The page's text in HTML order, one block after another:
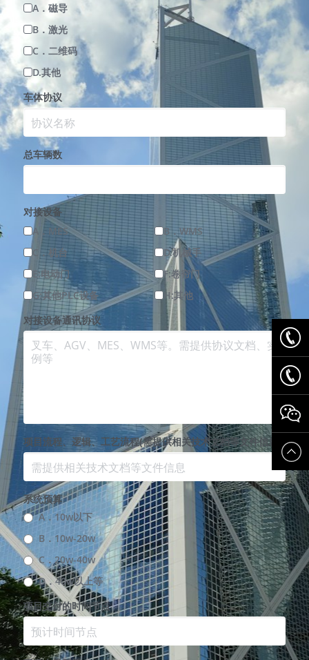
A．磁导
B．激光
C．二维码
D.其他
车体协议
总车辆数
对接设备
A．MES
B．WMS
C．机台
D.机械手
E:电动门
F:卷帘门
G:其他PLC设备
H:其他
对接设备通讯协议
项目流程、逻辑、工艺流程(需提供相关技术文档等文件信息)
系统预算
A．10w以下
B．10w-20w
C．20w-40w
D．40w以上等
项目交付的时间节点